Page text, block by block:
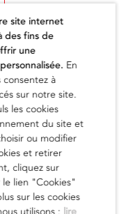
site internet
des fins de
une
En
à
sur notre site.
les cookies
du site et
ou modifier
et retirer
cliquez sur
le lien "Cookies"
sur les cookies